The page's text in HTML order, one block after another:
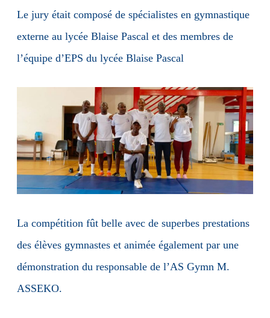
Le jury était composé de spécialistes en gymnastique
externe au lycée Blaise Pascal et des membres de
l’équipe d’EPS du lycée Blaise Pascal
La compétition fût belle avec de superbes prestations
des élèves gymnastes et animée également par une
démonstration du responsable de l’AS Gymn M.
ASSEKO.